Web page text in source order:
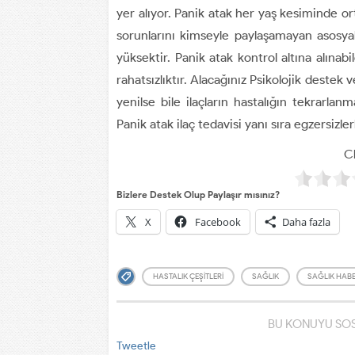
yer alıyor. Panik atak her yaş kesiminde
sorunlarını kimseyle paylaşamayan
yüksektir. Panik atak kontrol altına
rahatsızlıktır. Alacağınız Psikolojik
yenilse bile ilaçların hastalığın
Panik atak ilaç tedavisi yanı sıra
Bizlere Destek Olup Paylaşır mısınız?
X Facebook Daha fazla
HASTALIK ÇEŞITLERI SAĞLIK SAĞLIK
BU KONUYU
Tweetle